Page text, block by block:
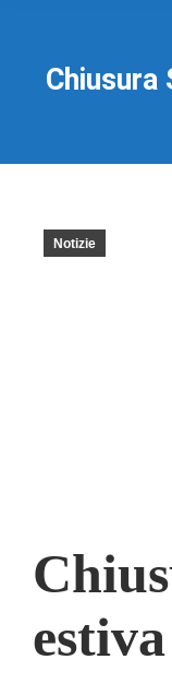
Chiusura
Notizie